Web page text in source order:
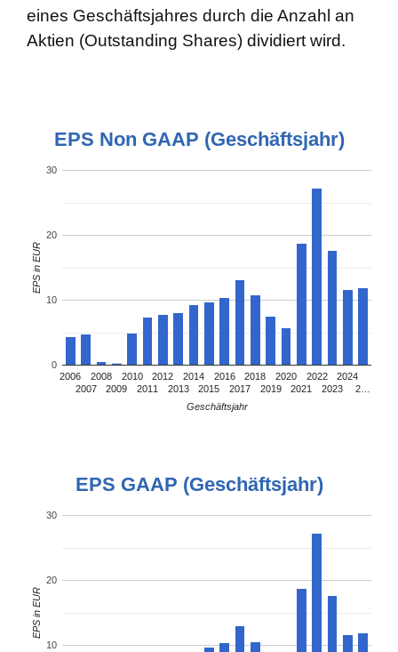
eines Geschäftsjahres durch die Anzahl an
Aktien (Outstanding Shares) dividiert wird.
EPS Non GAAP (Geschäftsjahr)
2006
2007
2008
2009
2010
2011
2012
2013
2014
2015
2016
2017
2018
2019
2020
2021
2022
2023
2024
2…
0
10
20
30
Geschäftsjahr
EPS in EUR
EPS GAAP (Geschäftsjahr)
10
20
30
EPS in EUR